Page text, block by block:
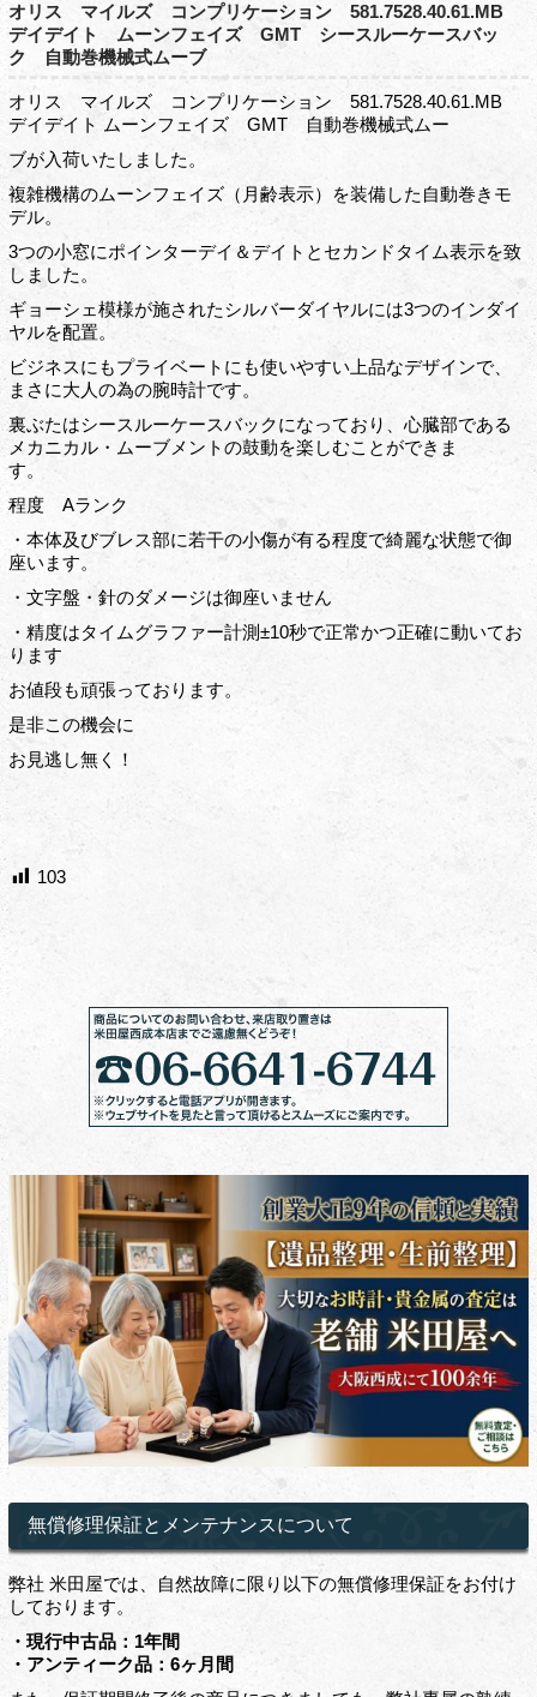
オリス マイルズ コンプリケーション 581.7528.40.61.MB
デイデイト ムーンフェイズ GMT シースルーケースバッ
ク 自動巻機械式ムーブ
オリス マイルズ コンプリケーション 581.7528.40.61.MB
デイデイト ムーンフェイズ GMT 自動巻機械式ムー
ブが入荷いたしました。
複雑機構のムーンフェイズ（月齢表示）を装備した自動巻きモ
デル。
3つの小窓にポインターデイ＆デイトとセカンドタイム表示を致
しました。
ギョーシェ模様が施されたシルバーダイヤルには3つのインダイ
ヤルを配置。
ビジネスにもプライベートにも使いやすい上品なデザインで、
まさに大人の為の腕時計です。
裏ぶたはシースルーケースバックになっており、心臓部である
メカニカル・ムーブメントの鼓動を楽しむことができま
す。
程度 Aランク
・本体及びブレス部に若干の小傷が有る程度で綺麗な状態で御
座います。
・文字盤・針のダメージは御座いません
・精度はタイムグラファー計測±10秒で正常かつ正確に動いてお
ります
お値段も頑張っております。
是非この機会に
お見逃し無く！
103
無償修理保証とメンテナンスについて
弊社 米田屋では、自然故障に限り以下の無償修理保証をお付け
しております。
・現行中古品：1年間
・アンティーク品：6ヶ月間